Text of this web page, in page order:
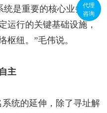
统是重要的核心业务控
运行的关键基础设施，
枢纽。”毛伟说。
主
统的延伸，除了寻址解
代理
咨询